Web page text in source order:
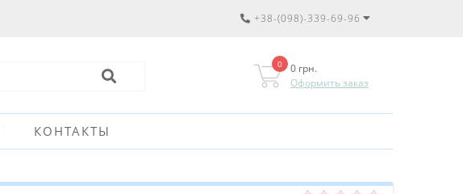
+38-(098)-339-69-96
0
0 грн.
Оформить заказ
КОНТАКТЫ